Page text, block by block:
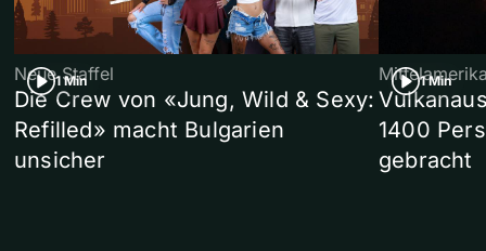
1 Min
Neue Staffel
Die Crew von «Jung, Wild & Sexy:
Refilled» macht Bulgarien
unsicher
1 Min
1400
gebracht